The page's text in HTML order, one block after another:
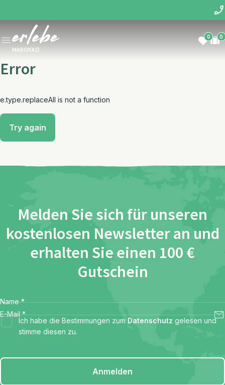
MAROKKO
0 0
Error
e.type.replaceAll is not a function
Try again
Melden Sie sich für unseren
kostenlosen Newsletter an und
erhalten Sie einen 100 €
Gutschein
Name *
E-Mail *
Ich habe die Bestimmungen zum Datenschutz gelesen und
stimme diesen zu.
Anmelden